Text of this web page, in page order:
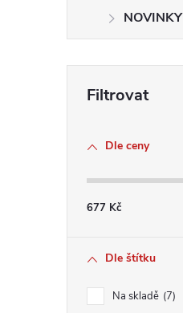
NOVINKY
Dle ceny
677 Kč
Dle štítku
Na skladě 7